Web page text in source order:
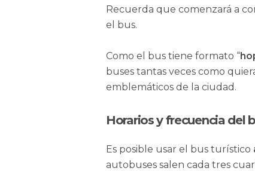
Recuerda que comenzará a
el bus.
Como el bus tiene formato “
buses tantas veces como
emblemáticos de la ciudad.
Horarios y frecuencia del
Es posible usar el bus turístico
autobuses salen cada tres